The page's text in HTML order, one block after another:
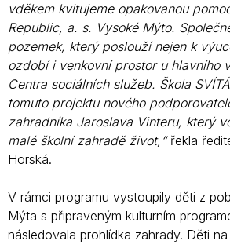
vděkem kvitujeme opakovanou
Republic, a. s. Vysoké Mýto.
pozemek, který poslouží nejen k
ozdobí i venkovní prostor u hlavního
Centra sociálních služeb. Škola
tomuto projektu nového
zahradníka Jaroslava Vinteru, který
malé školní zahradě život,“řekla
Horská.
V rámci programu vystoupily děti z
Mýta s připraveným kulturním
následovala prohlídka zahrady. Děti